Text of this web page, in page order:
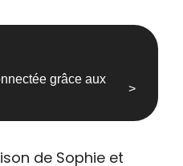
grâce aux
de Sophie et